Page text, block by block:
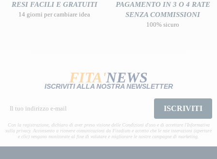
RESI FACILI E GRATUITI
14 giorni per cambiare idea
PAGAMENTO IN 3 O 4 RATE
SENZA COMMISSIONI
100% sicuro
FITA'NEWS
ISCRIVITI ALLA NOSTRA NEWSLETTER
ISCRIVITI
Con la registrazione, dichiaro di aver preso visione delle Condizioni d'uso e di accettare l'Informativa
sulla privacy. Acconsento a ricevere comunicazioni da Fitadium e accetto che le mie interazioni (aperture
e clic) vengano monitorate al fine di valutare e migliorare le nostre campagne di marketing.